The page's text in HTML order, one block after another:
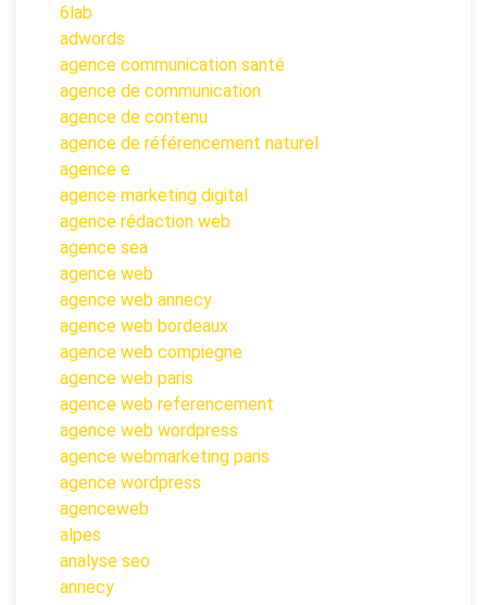
6lab
adwords
agence communication santé
agence de communication
agence de contenu
agence de référencement naturel
agence e
agence marketing digital
agence rédaction web
agence sea
agence web
agence web annecy
agence web bordeaux
agence web compiegne
agence web paris
agence web referencement
agence web wordpress
agence webmarketing paris
agence wordpress
agenceweb
alpes
analyse seo
annecy